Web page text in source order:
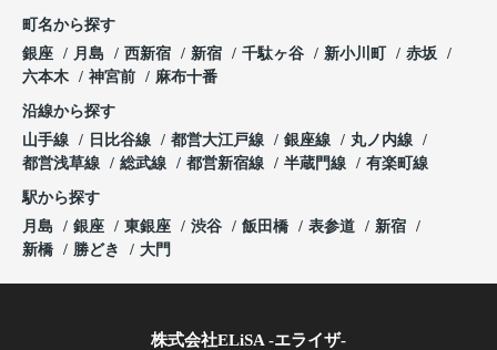
町名から探す
銀座
月島 西新宿 新宿 千駄ヶ谷 新小川町
赤坂
六本木
神宮前 麻布十番
沿線から探す
山手線
日比谷線 都営大江戸線 銀座線
丸ノ内線
都営浅草線
総武線 都営新宿線 半蔵門線 有楽町線
駅から探す
月島
銀座 東銀座 渋谷 飯田橋 表参道
新宿
新橋
勝どき 大門
株式会社ELiSA -エライザ-